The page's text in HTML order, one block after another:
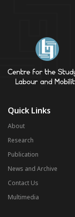
Quick Links
About
Research
Publication
News and Archive
Contact Us
Multimedia